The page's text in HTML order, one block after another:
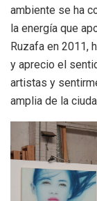
ambiente se ha
la energía que
Ruzafa en 2011,
y aprecio el
artistas y
amplia de la